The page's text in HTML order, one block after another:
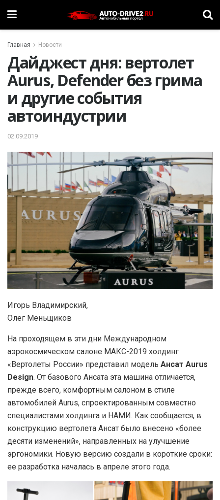
Главная Новости
Дайджест дня: вертолет
Aurus, Defender без грима
и другие события
автоиндустрии
02.09.2019
Игорь Владимирский,
Олег Меньщиков
На проходящем в эти дни Международном
аэрокосмическом салоне МАКС-2019 холдинг
«Вертолеты России» представил модель Ансат Aurus
Design. От базового Ансата эта машина отличается,
прежде всего, комфортным салоном в стиле
автомобилей Aurus, спроектированным совместно
специалистами холдинга и НАМИ. Как сообщается, в
конструкцию вертолета Ансат было внесено «более
десяти изменений», направленных на улучшение
эргономики. Новую версию создали в короткие сроки:
ее разработка началась в апреле этого года.